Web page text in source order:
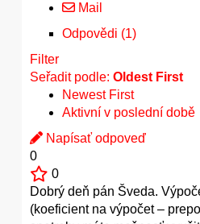
Mail
Odpovědi (1)
Filter
Seřadit podle: Oldest First
Newest First
Aktivní v poslední době
Napísať odpoveď
0
0
Dobrý deň pán Šveda.
(koeficient na výpočet –